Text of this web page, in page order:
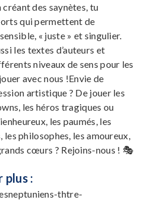
des saynètes, tu
qui permettent de
« juste » et singulier.
les textes d’auteurs et
niveaux de sens pour les
avec nous !Envie de
artistique ? De jouer les
les héros tragiques ou
les paumés, les
les philosophes, les amoureux,
cœurs ? Rejoins-nous ! 🎭
plus :
thtre-